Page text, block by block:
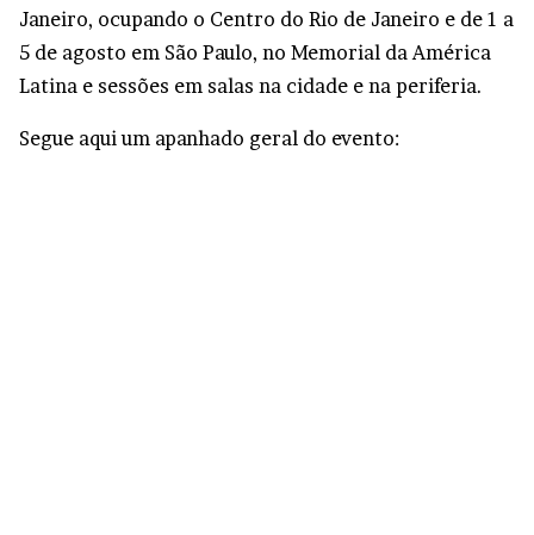
Janeiro, ocupando o Centro do Rio de Janeiro e de 1 a
5 de agosto em São Paulo, no Memorial da América
Latina e sessões em salas na cidade e na periferia.
Segue aqui um apanhado geral do evento: